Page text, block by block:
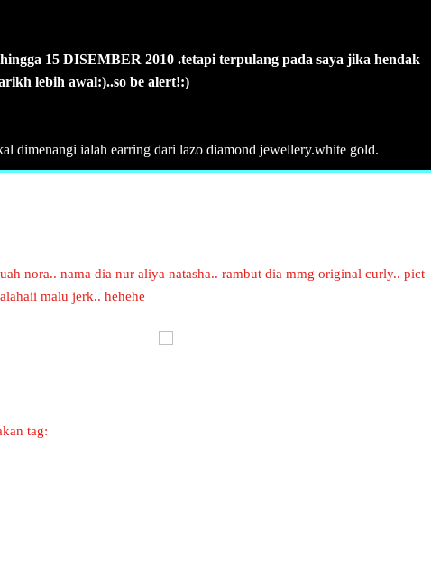
15 DISEMBER 2010 .tetapi terpulang pada saya jika hendak
lebih awal:)..so be alert!:)
dimenangi ialah earring dari lazo diamond jewellery.white gold.
nora.. nama dia nur aliya natasha.. rambut dia mmg original curly.. pict
malu jerk.. hehehe
tag: